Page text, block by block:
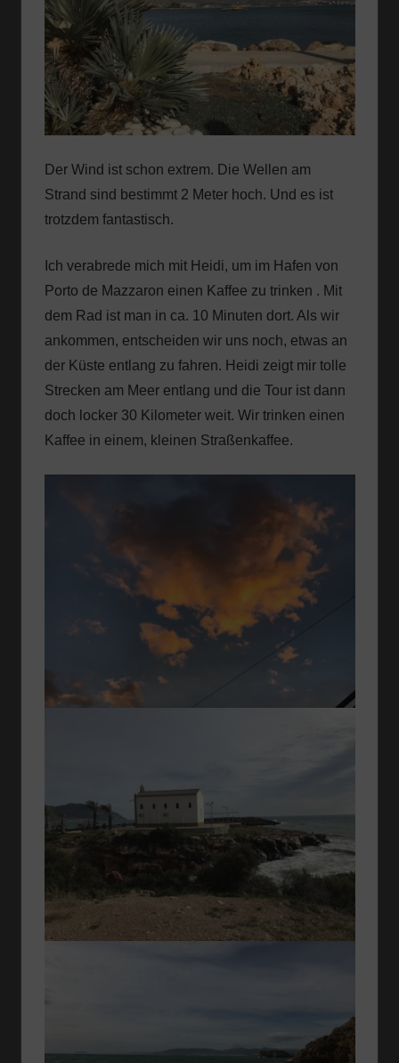
Der Wind ist schon extrem. Die Wellen am
Strand sind bestimmt 2 Meter hoch. Und es ist
trotzdem fantastisch.
Ich verabrede mich mit Heidi, um im Hafen von
Porto de Mazzaron einen Kaffee zu trinken . Mit
dem Rad ist man in ca. 10 Minuten dort. Als wir
ankommen, entscheiden wir uns noch, etwas an
der Küste entlang zu fahren. Heidi zeigt mir tolle
Strecken am Meer entlang und die Tour ist dann
doch locker 30 Kilometer weit. Wir trinken einen
Kaffee in einem, kleinen Straßenkaffee.